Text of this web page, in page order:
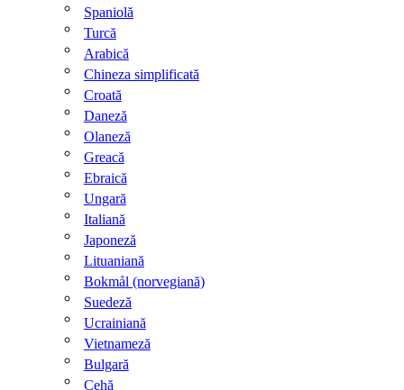
Spaniolă
Turcă
Arabică
Chineza simplificată
Croată
Daneză
Olaneză
Greacă
Ebraică
Ungară
Italiană
Japoneză
Lituaniană
Bokmål (norvegiană)
Suedeză
Ucrainiană
Vietnameză
Bulgară
Cehă